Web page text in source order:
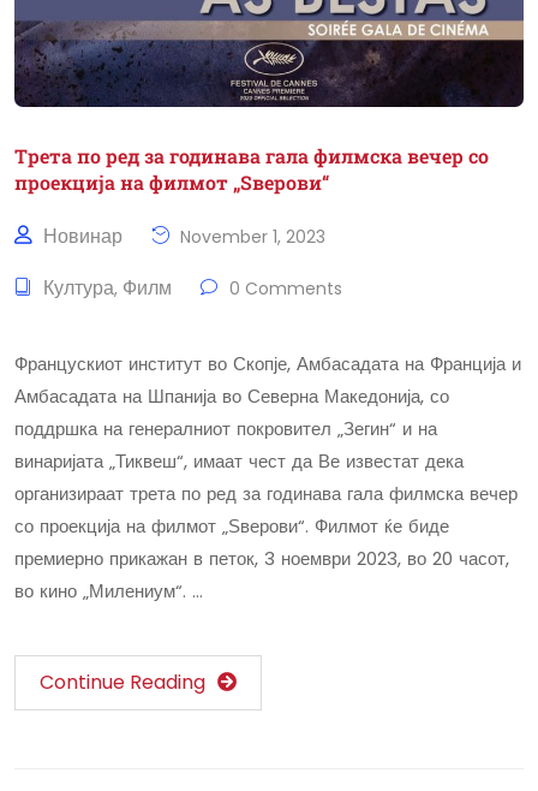
Tрета по ред за годинава гала филмска вечер со
проекција на филмот „Ѕверови“
Новинар November 1, 2023
Култура, Филм 0 Comments
Францускиот институт во Скопје, Амбасадата на Франција и
Амбасадата на Шпанија во Северна Македонија, со
поддршка на генералниот покровител „Зегин“ и на
винаријата „Тиквеш“, имаат чест да Ве известат дека
организираат трета по ред за годинава гала филмска вечер
со проекција на филмот „Ѕверови“. Филмот ќе биде
премиерно прикажан в петок, 3 ноември 2023, во 20 часот,
во кино „Милениум“. …
Continue Reading